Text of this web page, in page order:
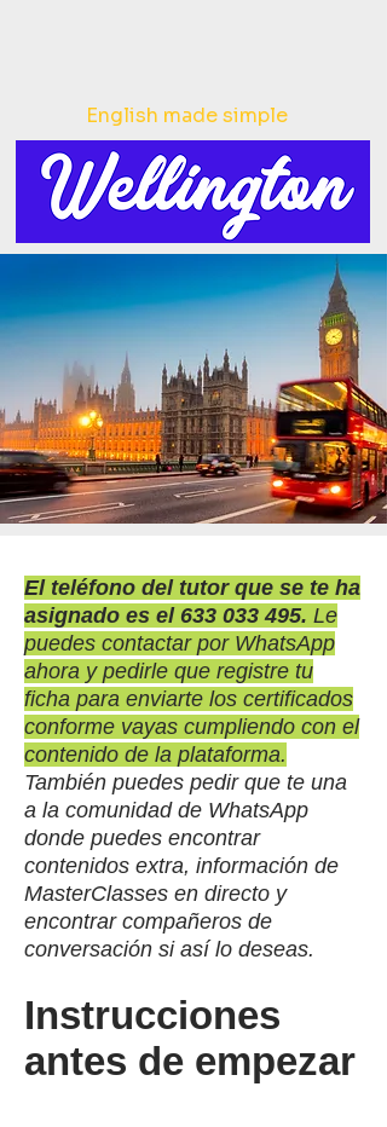
English made simple
El teléfono del tutor que se te ha
asignado es el 633 033 495. Le
puedes contactar por WhatsApp
ahora y pedirle que registre tu
ficha para enviarte los certificados
conforme vayas cumpliendo con el
contenido de la plataforma.
También puedes pedir que te una
a la comunidad de WhatsApp
donde puedes encontrar
contenidos extra, información de
MasterClasses en directo y
encontrar compañeros de
conversación si así lo deseas.
Instrucciones
antes de empezar